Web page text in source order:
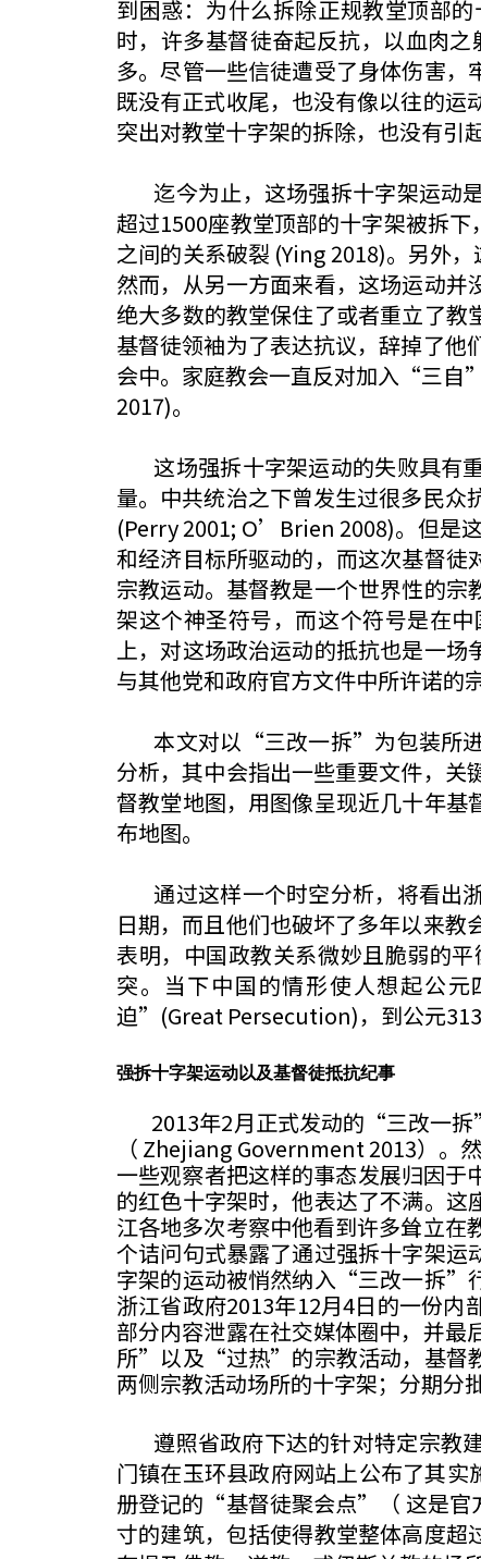
到困惑：为什么拆除正规教堂顶部
时，许多基督徒奋起反抗，以血肉
多。尽管一些信徒遭受了身体伤害，
既没有正式收尾，也没有像以往的
突出对教堂十字架的拆除，也没有引
迄今为止，这场强拆十字架运动
超过1500座教堂顶部的十字架被拆
之间的关系破裂 (Ying 2018)。另外
然而，从另一方面来看，这场运动并
绝大多数的教堂保住了或者重立了
基督徒领袖为了表达抗议，辞掉了
会中。家庭教会一直反对加入“三自
2017)。
这场强拆十字架运动的失败具有
量。中共统治之下曾发生过很多民
(Perry 2001; O’Brien 2008)。但是
和经济目标所驱动的，而这次基督
宗教运动。基督教是一个世界性的
架这个神圣符号，而这个符号是在
上，对这场政治运动的抵抗也是一
与其他党和政府官方文件中所许诺的
本文对以“三改一拆”为包装所进
分析，其中会指出一些重要文件，
督教堂地图，用图像呈现近几十年
布地图。
通过这样一个时空分析，将看出
日期，而且他们也破坏了多年以来
表明，中国政教关系微妙且脆弱的
突。当下中国的情形使人想起公
迫”(Great Persecution)，到公元313
强拆十字架运动以及基督徒抵抗纪事
2013年2月正式发动的“三改一拆”
（ Zhejiang Government 2013）
一些观察者把这样的事态发展归因于
的红色十字架时，他表达了不满。
江各地多次考察中他看到许多耸立
个诘问句式暴露了通过强拆十字架
字架的运动被悄然纳入“三改一拆”
浙江省政府2013年12月4日的一份
部分内容泄露在社交媒体圈中，并
所”以及“过热”的宗教活动，基督
两侧宗教活动场所的十字架；分期分
遵照省政府下达的针对特定宗教
门镇在玉环县政府网站上公布了其
册登记的“基督徒聚会点”（ 这是官
寸的建筑，包括使得教堂整体高度